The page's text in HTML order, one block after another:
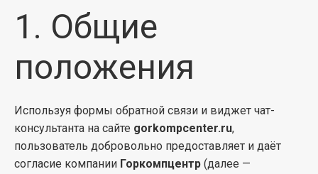
1. Общие
положения
Используя формы обратной связи и виджет чат-
консультанта на сайте gorkompcenter.ru,
пользователь добровольно предоставляет и даёт
согласие компании Горкомпцентр (далее —